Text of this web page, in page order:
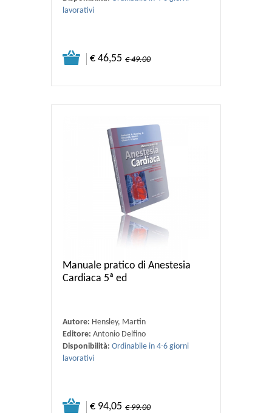
lavorativi
€ 46,55 € 49.00
Manuale pratico di Anestesia
Cardiaca 5ª ed
Autore: Hensley, Martin
Editore: Antonio Delfino
Disponibilità: Ordinabile in 4-6 giorni
lavorativi
€ 94,05 € 99.00